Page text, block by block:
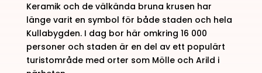
Keramik och de välkända bruna krusen har
länge varit en symbol för både staden och hela
Kullabygden. I dag bor här omkring 16 000
personer och staden är en del av ett populärt
turistområde med orter som Mölle och Arild i